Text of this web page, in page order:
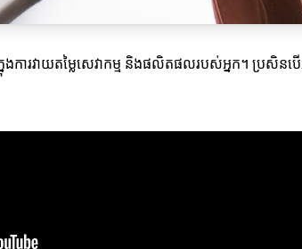
ារវាយតម្លៃសេវាកម្ម និងផលិតផលរបស់អ្នក។ ប្រសិន